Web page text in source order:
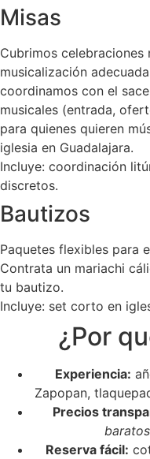
Misas
Cubrimos
musicalización
coordinamos con el
musicales (entrada,
para quienes quieren
iglesia en Guadalajara.
Incluye: coordinación
discretos.
Bautizos
Paquetes flexibles para
Contrata un mariachi
tu bautizo.
Incluye: set corto en
¿Por
Experiencia:
Zapopan,
Precios
baratos
Reserva fácil: